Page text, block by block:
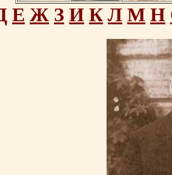
Е Ж З И К Л М Н